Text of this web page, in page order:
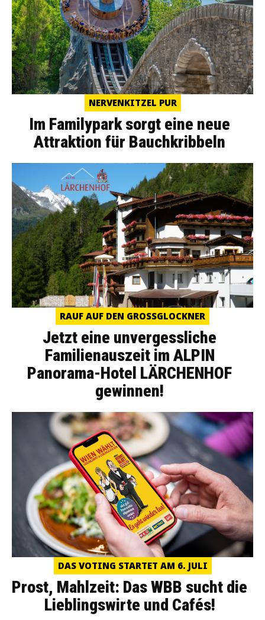
NERVENKITZEL PUR
Im Familypark sorgt eine neue
Attraktion für Bauchkribbeln
RAUF AUF DEN GROSSGLOCKNER
Jetzt eine unvergessliche
Familienauszeit im ALPIN
Panorama-Hotel LÄRCHENHOF
gewinnen!
DAS VOTING STARTET AM 6. JULI
Prost, Mahlzeit: Das WBB sucht die
Lieblingswirte und Cafés!